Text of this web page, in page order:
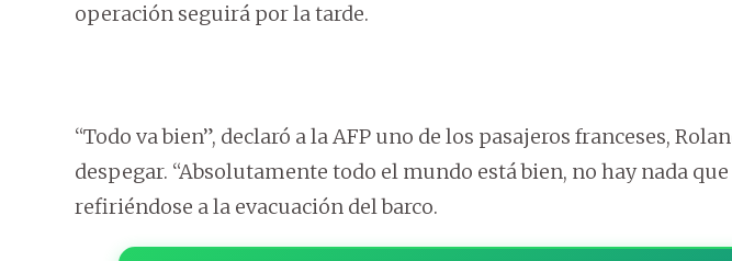
operación seguirá por la tarde.
“Todo va bien”, declaró a la AFP uno de los pasajeros franceses,
despegar. “Absolutamente todo el mundo está bien, no hay nada
refiriéndose a la evacuación del barco.